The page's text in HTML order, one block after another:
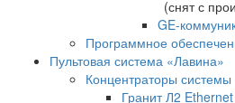
(снят с
GE-
Программное
Пультовая система «Лавина»
Концентраторы системы
Гранит Л2